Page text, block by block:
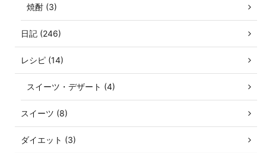
焼酎 (3)
日記 (246)
レシピ (14)
スイーツ・デザート (4)
スイーツ (8)
ダイエット (3)